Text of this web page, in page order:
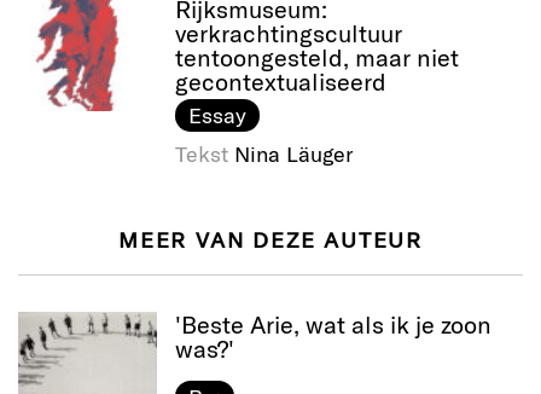
Rijksmuseum:
verkrachtingscultuur
tentoongesteld, maar niet
gecontextualiseerd
Essay
Tekst Nina Läuger
MEER VAN DEZE AUTEUR
'Beste Arie, wat als ik je zoon
was?'